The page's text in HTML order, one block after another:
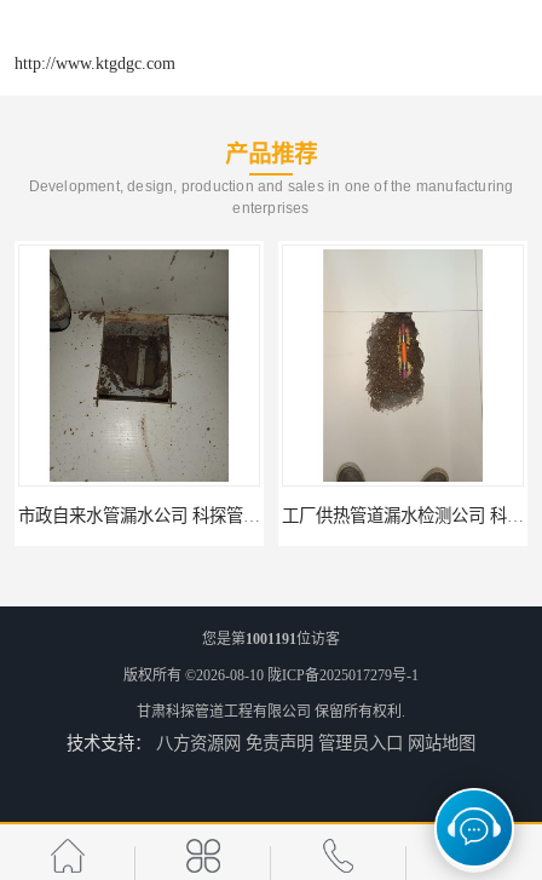
http://www.ktgdgc.com
产品推荐
Development, design, production and sales in one of the manufacturing
enterprises
公司仪器测漏电话 科探管道工程
工厂管道工程 科探管道工程 市政供热管道漏水检测 科探管道工程
您是第1001191位访客
版权所有 ©2026-08-10 陇ICP备2025017279号-1
甘肃科探管道工程有限公司 保留所有权利.
技术支持： 八方资源网 免责声明 管理员入口 网站地图